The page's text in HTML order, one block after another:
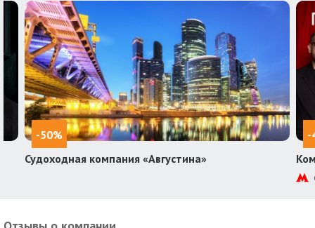
-50%
Судоходная компания «Августина»
-